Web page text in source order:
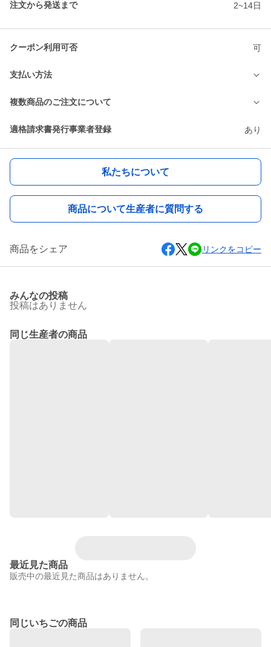
注文から発送まで 2~14日
クーポン利用可否 可
支払い方法
複数商品のご注文について
適格請求書発行事業者登録 あり
私たちについて
商品について生産者に質問する
商品をシェア リンクをコピー
みんなの投稿
投稿はありません
同じ生産者の商品
最近見た商品
販売中の最近見た商品はありません。
同じいちごの商品